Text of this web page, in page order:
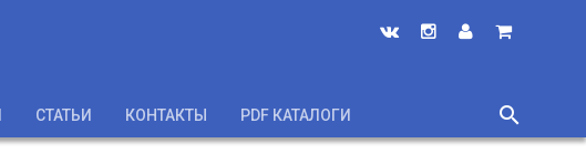
СТАТЬИ КОНТАКТЫ PDF КАТАЛОГИ
search
close